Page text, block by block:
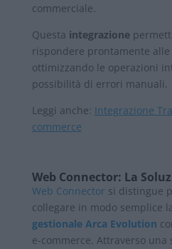
commerciale.
Questa integrazione
rispondere prontamente
ottimizzando le operazioni
possibilità di errori manuali.
Leggi anche: Integrazione
commerce
Web Connector: La
Web Connector si distingue
collegare in modo semplice
gestionale Arca Evolution
e-commerce. Attraverso una